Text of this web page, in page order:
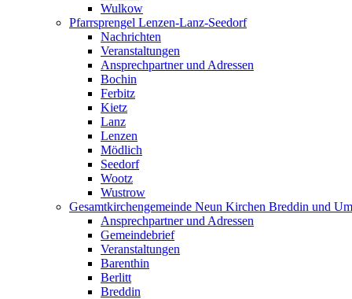
Wulkow
Pfarrsprengel Lenzen-Lanz-Seedorf
Nachrichten
Veranstaltungen
Ansprechpartner und Adressen
Bochin
Ferbitz
Kietz
Lanz
Lenzen
Mödlich
Seedorf
Wootz
Wustrow
Gesamtkirchengemeinde Neun Kirchen Breddin und
Ansprechpartner und Adressen
Gemeindebrief
Veranstaltungen
Barenthin
Berlitt
Breddin